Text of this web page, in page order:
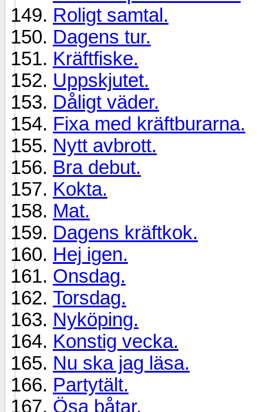
Roligt samtal.
Dagens tur.
Kräftfiske.
Uppskjutet.
Dåligt väder.
Fixa med kräftburarna.
Nytt avbrott.
Bra debut.
Kokta.
Mat.
Dagens kräftkok.
Hej igen.
Onsdag.
Torsdag.
Nyköping.
Konstig vecka.
Nu ska jag läsa.
Partytält.
Ösa båtar.